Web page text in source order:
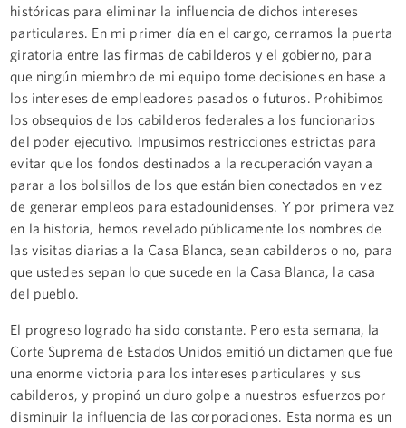
históricas para eliminar la influencia de dichos intereses
particulares. En mi primer día en el cargo, cerramos la puerta
giratoria entre las firmas de cabilderos y el gobierno, para
que ningún miembro de mi equipo tome decisiones en base a
los intereses de empleadores pasados o futuros. Prohibimos
los obsequios de los cabilderos federales a los funcionarios
del poder ejecutivo. Impusimos restricciones estrictas para
evitar que los fondos destinados a la recuperación vayan a
parar a los bolsillos de los que están bien conectados en vez
de generar empleos para estadounidenses. Y por primera vez
en la historia, hemos revelado públicamente los nombres de
las visitas diarias a la Casa Blanca, sean cabilderos o no, para
que ustedes sepan lo que sucede en la Casa Blanca, la casa
del pueblo.
El progreso logrado ha sido constante. Pero esta semana, la
Corte Suprema de Estados Unidos emitió un dictamen que fue
una enorme victoria para los intereses particulares y sus
cabilderos, y propinó un duro golpe a nuestros esfuerzos por
disminuir la influencia de las corporaciones. Esta norma es un